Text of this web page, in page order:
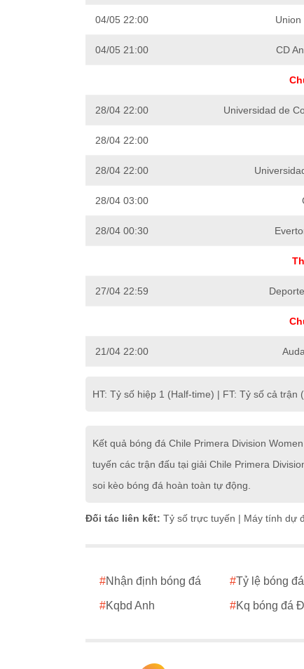
04/05 22:00
04/05 21:00 CD
28/04 22:00 Universidad de
28/04 22:00
28/04 22:00
28/04 03:00
28/04 00:30
27/04 22:59
21/04 22:00
HT: Tỷ số hiệp 1 (Half-time) | FT: Tỷ số cả trận
Kết quả bóng đá Chile Primera Division
tuyến các trận đấu tại giải Chile Primera
soi kèo bóng đá hoàn toàn tự động.
Đối tác liên kết: Tỷ số trực tuyến | Máy tính dự
#Nhận định bóng đá
#Kqbd Anh
#Tỷ lệ bóng đá
#Kq bóng đá